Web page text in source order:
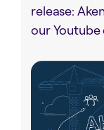
release:
our Youtube